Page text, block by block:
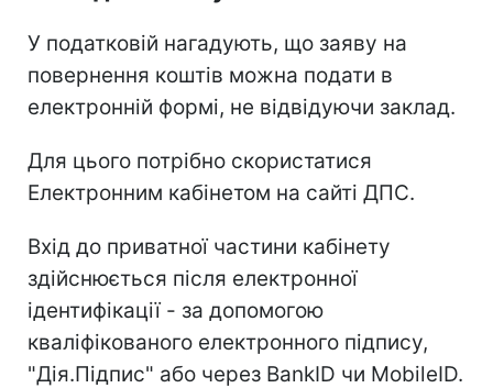
У податковій нагадують, що заяву на
повернення коштів можна подати в
електронній формі, не відвідуючи заклад.
Для цього потрібно скористатися
Електронним кабінетом на сайті ДПС.
Вхід до приватної частини кабінету
здійснюється після електронної
ідентифікації - за допомогою
кваліфікованого електронного підпису,
"Дія.Підпис" або через BankID чи MobileID.